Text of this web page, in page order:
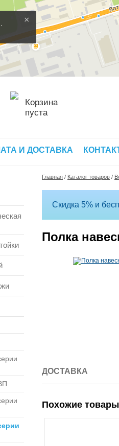
×
Корзина
пуста
И ДОСТАВКА
Главная / Каталог товаров /
Скидка 5% и
Полка
ДОСТАВКА
Похожие